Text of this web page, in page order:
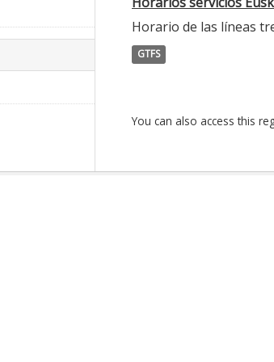
Horario de las líneas
GTFS
You can also access this